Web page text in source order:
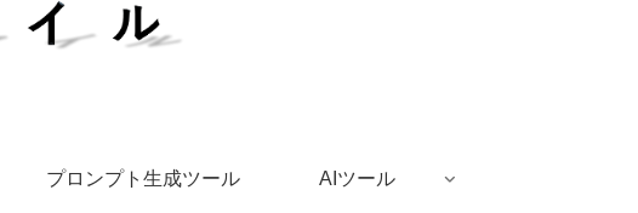
プロンプト生成ツール AIツール